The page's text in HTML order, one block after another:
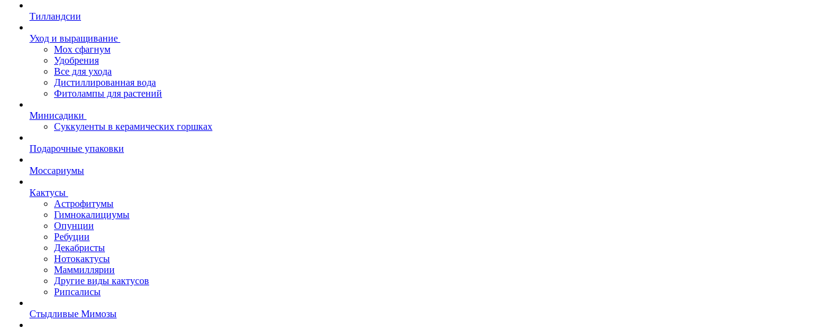
Тилландсии
Уход и выращивание
Мох сфагнум
Удобрения
Все для ухода
Дистиллированная вода
Фитолампы для растений
Минисадики
Суккуленты в керамических горшках
Подарочные упаковки
Моссариумы
Кактусы
Астрофитумы
Гимнокалициумы
Опунции
Ребуции
Декабристы
Нотокактусы
Маммиллярии
Другие виды кактусов
Рипсалисы
Стыдливые Мимозы